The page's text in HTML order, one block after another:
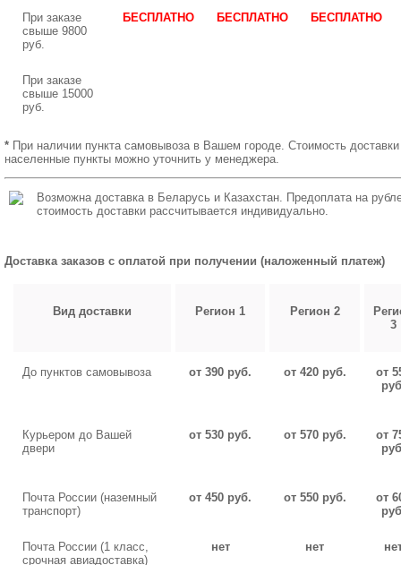
При заказе
свыше 9800
руб.
БЕСПЛАТНО БЕСПЛАТНО БЕСПЛАТНО
При заказе
свыше 15000
руб.
* При наличии пункта самовывоза в Вашем городе. Стоимость доставки
населенные пункты можно уточнить у менеджера.
Возможна доставка в Беларусь и Казахстан. Предоплата на
стоимость доставки рассчитывается индивидуально.
Доставка заказов с оплатой при получении (наложенный платеж)
Вид доставки Регион 1 Регион 2
3
До пунктов самовывоза от 390 руб. от 420 руб.
от
Курьером до Вашей
двери
от 530 руб. от 570 руб.
от
Почта России (наземный
транспорт)
от 450 руб. от 550 руб.
от
Почта России (1 класс,
срочная авиадоставка)
нет нет